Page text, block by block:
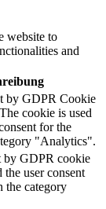
website to
and
by GDPR Cookie
cookie is used
for the
"Analytics".
by GDPR cookie
the user consent
the category